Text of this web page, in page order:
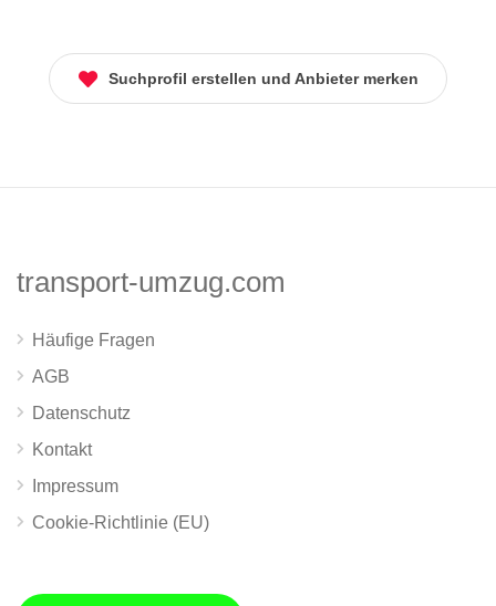
Suchprofil erstellen und Anbieter merken
transport-umzug.com
Häufige Fragen
AGB
Datenschutz
Kontakt
Impressum
Cookie-Richtlinie (EU)